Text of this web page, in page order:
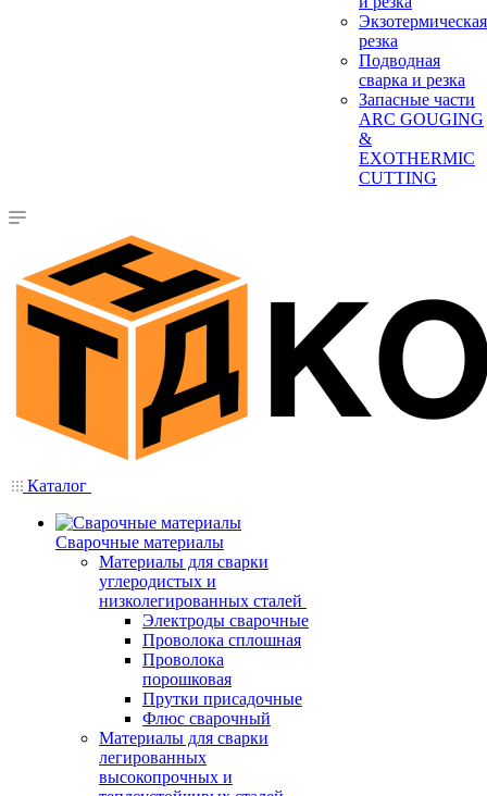
Экзотермическая
резка
Подводная
сварка и резка
Запасные части
ARC GOUGING
&
EXOTHERMIC
CUTTING
Каталог
Сварочные материалы
Материалы для сварки
углеродистых и
низколегированных сталей
Электроды сварочные
Проволока сплошная
Проволока
порошковая
Прутки присадочные
Флюс сварочный
Материалы для сварки
легированных
высокопрочных и